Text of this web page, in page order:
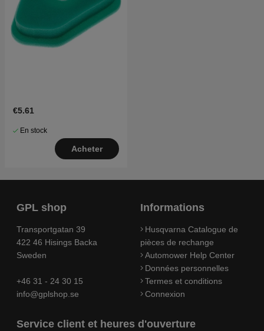
€5.61
En stock
Acheter
GPL shop
Transportgatan 39
422 46 Hisings Backa
Sweden
+46 31 - 24 30 15
info@gplshop.se
Informations
Husqvarna Catalogue de
pièces de rechange
Automower Help Center
Données personnelles
Termes et conditions
Connexion
Service client et heures d'ouverture